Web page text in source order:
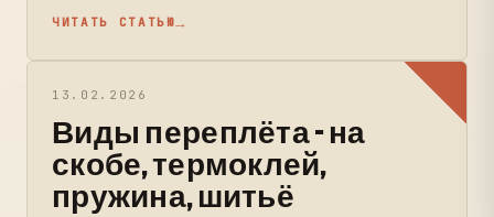
ЧИТАТЬ СТАТЬЮ
13.02.2026
Виды переплёта - на
скобе, термоклей,
пружина, шитьё